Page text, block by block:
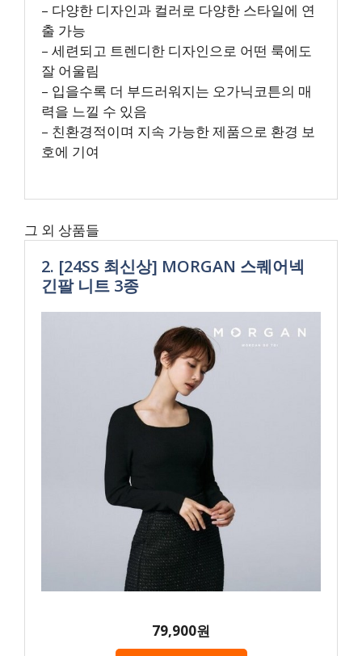
– 다양한 디자인과 컬러로 다양한 스타일에 연
출 가능
– 세련되고 트렌디한 디자인으로 어떤 룩에도
잘 어울림
– 입을수록 더 부드러워지는 오가닉코튼의 매
력을 느낄 수 있음
– 친환경적이며 지속 가능한 제품으로 환경 보
호에 기여
그 외 상품들
2. [24SS 최신상] MORGAN 스퀘어넥
긴팔 니트 3종
79,900원